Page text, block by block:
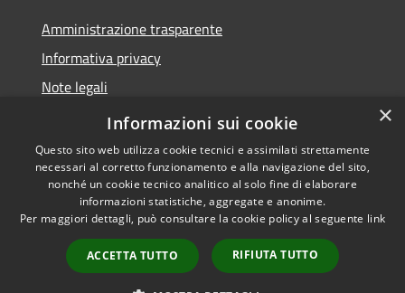
Amministrazione trasparente
Informativa privacy
Note legali
Dichiarazione di accessibilità
Accessibilità
Copyright © 2026 • Comune di
Andora • Powered by
Municipium•
Accesso
redazione
×
Informazioni sui cookie
Questo sito web utilizza cookie tecnici e assimilati strettamente
necessari al corretto funzionamento e alla navigazione del sito,
nonché un cookie tecnico analitico al solo fine di elaborare
informazioni statistiche, aggregate e anonime.
Per maggiori dettagli, può consultare la cookie policy al seguente link
ACCETTA TUTTO RIFIUTA TUTTO